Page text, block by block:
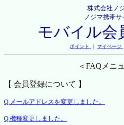
株式会社ノ
ノジマ携帯サ
モバイル会
ポイント ｜ マイページ
＜FAQメニ
【 会員登録について 】
Q.メールアドレスを変更しました。
Q.機種変更しました。